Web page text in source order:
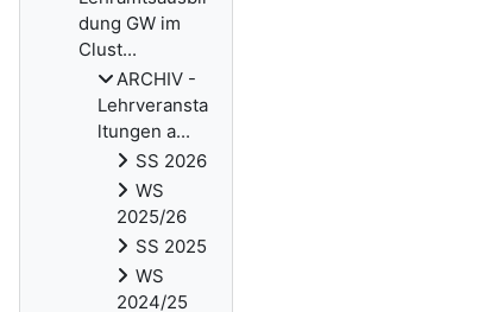
dung GW im
Clust...
ARCHIV -
Lehrveransta
ltungen a...
SS 2026
WS
2025/26
SS 2025
WS
2024/25